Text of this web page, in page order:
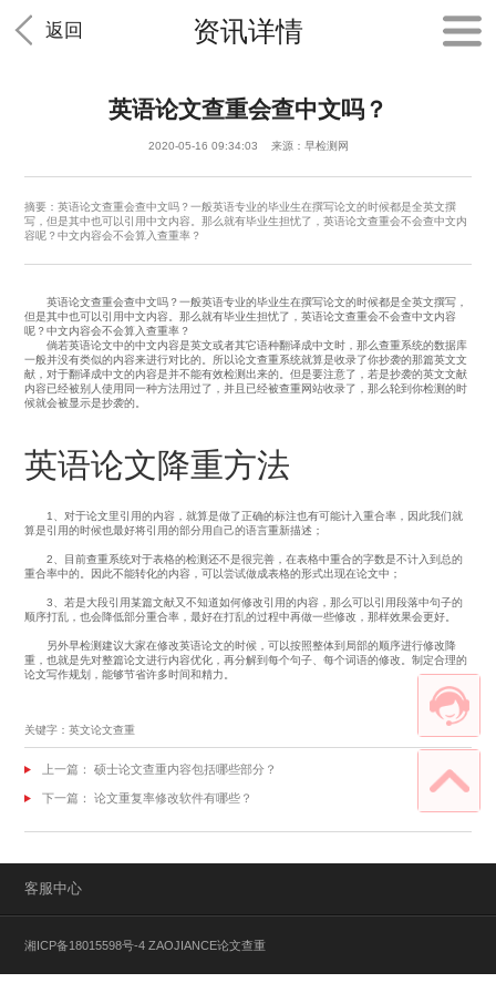
返回 资讯详情
英语论文查重会查中文吗？
2020-05-16 09:34:03 来源：早检测网
摘要：英语论文查重会查中文吗？一般英语专业的毕业生在撰写论文的时候都是全英文撰
写，但是其中也可以引用中文内容。那么就有毕业生担忧了，英语论文查重会不会查中文内
容呢？中文内容会不会算入查重率？
英语论文查重会查中文吗？一般英语专业的毕业生在撰写论文的时候都是全英文撰写，
但是其中也可以引用中文内容。那么就有毕业生担忧了，英语论文查重会不会查中文内容
呢？中文内容会不会算入查重率？
倘若英语论文中的中文内容是英文或者其它语种翻译成中文时，那么查重系统的数据库
一般并没有类似的内容来进行对比的。所以论文查重系统就算是收录了你抄袭的那篇英文文
献，对于翻译成中文的内容是并不能有效检测出来的。但是要注意了，若是抄袭的英文文献
内容已经被别人使用同一种方法用过了，并且已经被查重网站收录了，那么轮到你检测的时
候就会被显示是抄袭的。
英语论文降重方法
1、对于论文里引用的内容，就算是做了正确的标注也有可能计入重合率，因此我们就
算是引用的时候也最好将引用的部分用自己的语言重新描述；
2、目前查重系统对于表格的检测还不是很完善，在表格中重合的字数是不计入到总的
重合率中的。因此不能转化的内容，可以尝试做成表格的形式出现在论文中；
3、若是大段引用某篇文献又不知道如何修改引用的内容，那么可以引用段落中句子的
顺序打乱，也会降低部分重合率，最好在打乱的过程中再做一些修改，那样效果会更好。
另外早检测建议大家在修改英语论文的时候，可以按照整体到局部的顺序进行修改降
重，也就是先对整篇论文进行内容优化，再分解到每个句子、每个词语的修改。制定合理的
论文写作规划，能够节省许多时间和精力。
关键字：英文论文查重
上一篇：硕士论文查重内容包括哪些部分？
下一篇：论文重复率修改软件有哪些？
客服中心
湘ICP备18015598号-4 ZAOJIANCE论文查重